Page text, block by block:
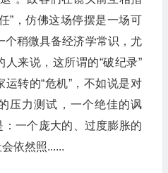
”，仿佛这场停摆是一场可
个稍微具备经济学常识，尤
来说，这所谓的“破纪录”
转的“危机”，不如说是对
压力测试，一个绝佳的讽
一个庞大的、过度膨胀的
依然照......